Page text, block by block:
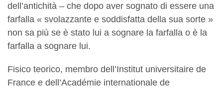
dell’antichità – che dopo aver sognato di essere una
farfalla « svolazzante e soddisfatta della sua sorte »
non sa più se è stato lui a sognare la farfalla o è la
farfalla a sognare lui.
Fisico teorico, membro dell’Institut universitaire de
France e dell’Académie internationale de